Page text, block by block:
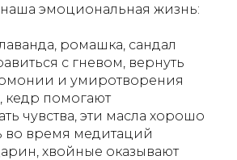
эмоциональная жизнь:
ромашка, сандал
с гневом, вернуть
и умиротворения
кедр помогают
чувства, эти масла хорошо
во время медитаций
хвойные оказывают